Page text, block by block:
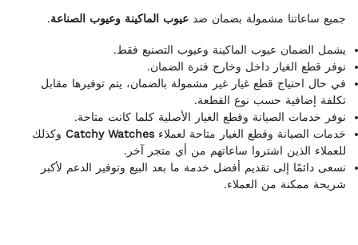
جميع ساعاتنا مشمولة بضمان ضد عيوب الماكينة وعيوب الصناعة.
يشمل الضمان عيوب الماكينة وعيوب التصنيع فقط.
نوفر قطع الغيار داخل وخارج فترة الضمان.
في حال احتياج قطع غيار غير مشمولة بالضمان، يتم توفيرها مقابل
تكلفة إضافية حسب نوع القطعة.
نوفر خدمات الصيانة وقطع الغيار الأصلية كلما كانت متاحة.
خدمات الصيانة وقطع الغيار متاحة لعملاءCatchy Watches وكذلك
للعملاء الذين اشتروا ساعاتهم من أي متجر آخر.
نسعى دائمًا إلى تقديم أفضل خدمة ما بعد البيع وتوفير الدعم لأكبر
شريحة ممكنة من العملاء.